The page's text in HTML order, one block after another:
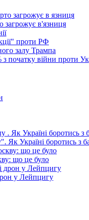
в'язниця
проти РФ
залу Трампа
з початку війни проти
Як Україні боротись з
що це було
у Лейпцигу